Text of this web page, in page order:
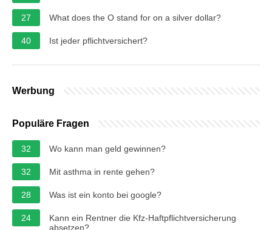
27 What does the O stand for on a silver dollar?
40 Ist jeder pflichtversichert?
Werbung
Populäre Fragen
32 Wo kann man geld gewinnen?
32 Mit asthma in rente gehen?
28 Was ist ein konto bei google?
24
Kann ein Rentner die Kfz-Haftpflichtversicherung
absetzen?